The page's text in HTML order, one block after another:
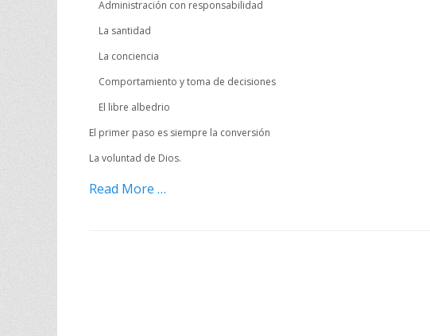
Administración con responsabilidad
La santidad
La conciencia
Comportamiento y toma de decisiones
El libre albedrio
El primer paso es siempre la conversión
La voluntad de Dios.
Read More …